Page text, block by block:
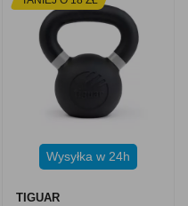
Wysyłka w 24h
TIGUAR